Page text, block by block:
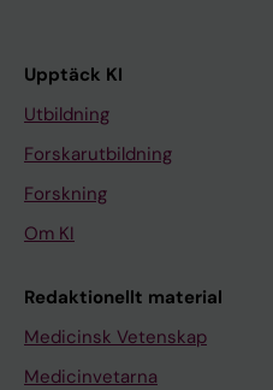
Upptäck KI
Utbildning
Forskarutbildning
Forskning
Om KI
Redaktionellt material
Medicinsk Vetenskap
Medicinvetarna